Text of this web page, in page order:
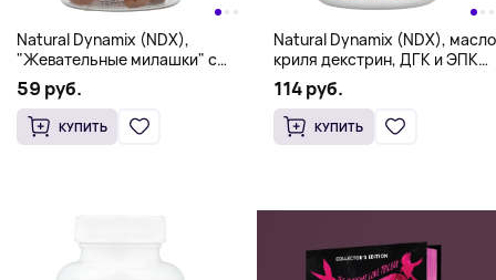
Natural Dynamix (NDX),
"Жевательные милашки" с
эхинацеей, витамином C и
цинком, для детей, 60 штук
59 руб.
КУПИТЬ
Natural Dynamix (NDX), масло
криля декстрин, ДГК и ЭПК
премиального качества,
1000 мг, 60 капсул (500 мг в
капсуле)
114 руб.
КУПИТЬ